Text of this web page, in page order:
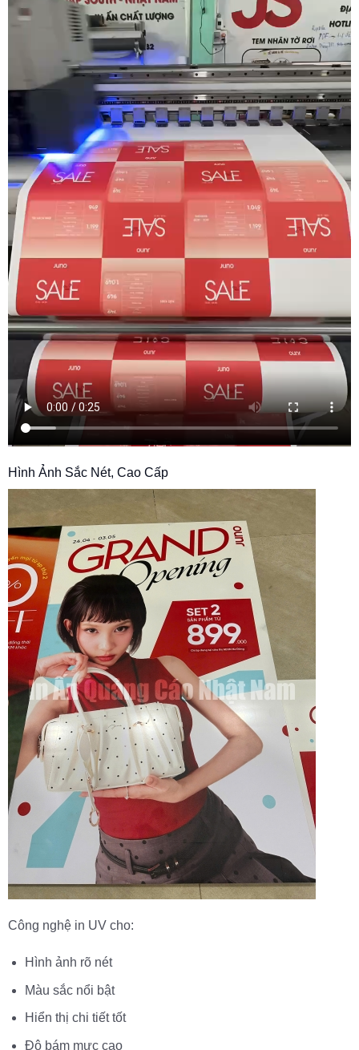
Hình Ảnh Sắc Nét, Cao Cấp
Công nghệ in UV cho:
Hình ảnh rõ nét
Màu sắc nổi bật
Hiển thị chi tiết tốt
Độ bám mực cao